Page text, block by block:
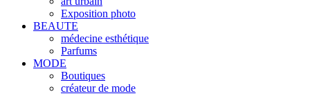
Exposition photo
BEAUTE
médecine esthétique
Parfums
MODE
Boutiques
créateur de mode